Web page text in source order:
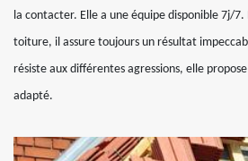
la contacter. Elle a une équipe disponible 7j/
toiture, il assure toujours un résultat
résiste aux différentes agressions, elle
adapté.